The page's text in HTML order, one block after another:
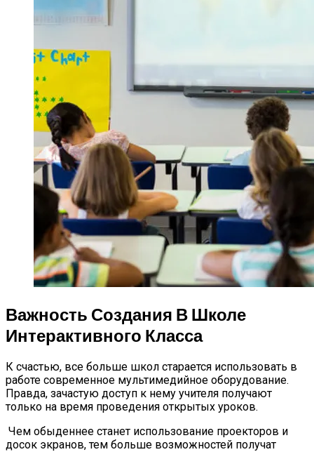
Важность Создания В Школе
Интерактивного Класса
К счастью, все больше школ старается использовать в
работе современное мультимедийное оборудование.
Правда, зачастую доступ к нему учителя получают
только на время проведения открытых уроков.
Чем обыденнее станет использование проекторов и
досок экранов, тем больше возможностей получат